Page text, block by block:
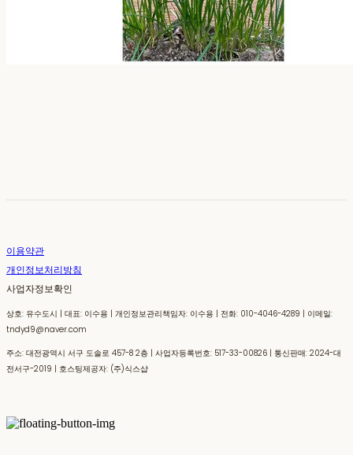
이용약관
개인정보처리방침
사업자정보확인
상호: 유수도시 | 대표: 이수용 | 개인정보관리책임자: 이수용 | 전화: 010-4046-4289 | 이메일:
tndyd9@naver.com
주소: 대전광역시 서구 도솔로 457-8 2층 | 사업자등록번호: 517-33-00826 | 통신판매: 2024-대
전서구-2019 | 호스팅제공자: (주)식스샵